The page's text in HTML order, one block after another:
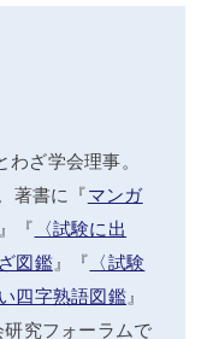
ざ学会理事。
著書に『マンガ
『 〈試験に出
図鑑』『 〈試験
四字熟語図鑑』
究フォーラムで